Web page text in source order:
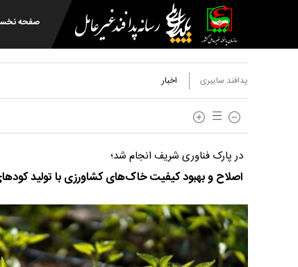
صفحه
پدافند سایبری اخبار
در پارک فناوری شریف انجام شد؛
اصلاح و بهبود کیفیت خاک‌های کشاورزی با تولید